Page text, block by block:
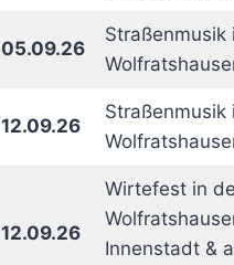
05.09.26
Straßenmusik
12.09.26
Straßenmusik
12.09.26
Wirtefest in
Innenstadt &